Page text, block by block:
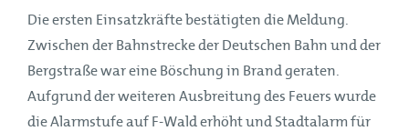
Die ersten Einsatzkräfte bestätigten die Meldung.
Zwischen der Bahnstrecke der Deutschen Bahn und der
Bergstraße war eine Böschung in Brand geraten.
Aufgrund der weiteren Ausbreitung des Feuers wurde
die Alarmstufe auf F-Wald erhöht und Stadtalarm für